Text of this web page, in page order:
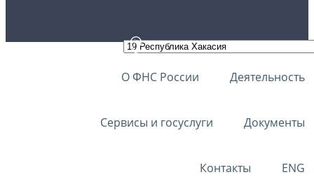
О ФНС России Деятельность
Сервисы и госуслуги Документы
Контакты ENG